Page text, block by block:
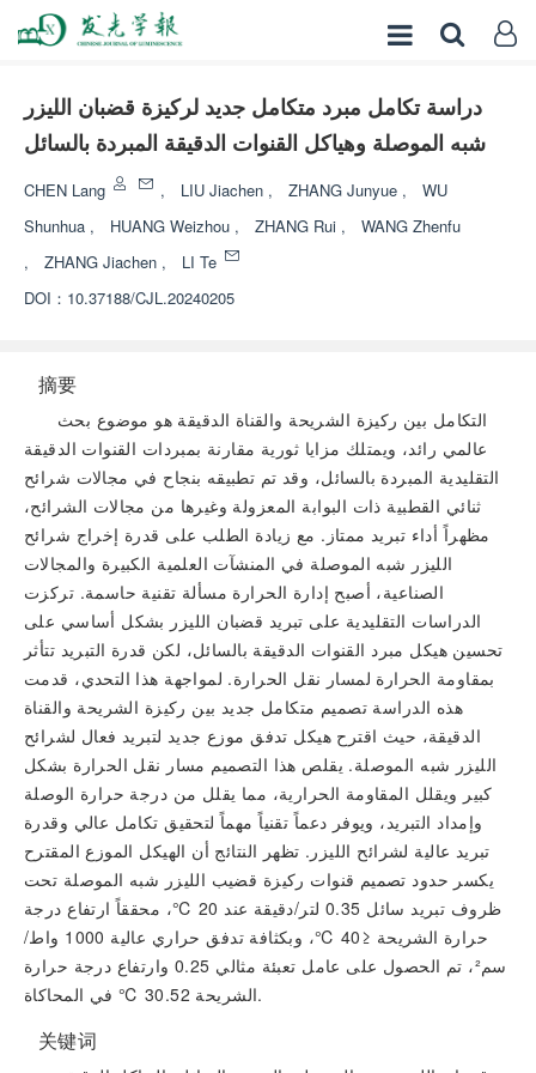
دراسة تكامل مبرد متكامل جديد لركيزة قضبان الليزر
شبه الموصلة وهياكل القنوات الدقيقة المبردة بالسائل
CHEN Lang , LIU Jiachen , ZHANG Junyue ,
WU
Shunhua , HUANG Weizhou , ZHANG Rui ,
WANG Zhenfu
,
ZHANG Jiachen ,
LI Te
DOI： 10.37188/CJL.20240205
摘要
التكامل بين ركيزة الشريحة والقناة الدقيقة هو موضوع بحث
عالمي رائد، ويمتلك مزايا ثورية مقارنة بمبردات القنوات الدقيقة
التقليدية المبردة بالسائل، وقد تم تطبيقه بنجاح في مجالات شرائح
ثنائي القطبية ذات البوابة المعزولة وغيرها من مجالات الشرائح،
مظهراً أداء تبريد ممتاز. مع زيادة الطلب على قدرة إخراج شرائح
الليزر شبه الموصلة في المنشآت العلمية الكبيرة والمجالات
الصناعية، أصبح إدارة الحرارة مسألة تقنية حاسمة. تركزت
الدراسات التقليدية على تبريد قضبان الليزر بشكل أساسي على
تحسين هيكل مبرد القنوات الدقيقة بالسائل، لكن قدرة التبريد تتأثر
بمقاومة الحرارة لمسار نقل الحرارة. لمواجهة هذا التحدي، قدمت
هذه الدراسة تصميم متكامل جديد بين ركيزة الشريحة والقناة
الدقيقة، حيث اقترح هيكل تدفق موزع جديد لتبريد فعال لشرائح
الليزر شبه الموصلة. يقلص هذا التصميم مسار نقل الحرارة بشكل
كبير ويقلل المقاومة الحرارية، مما يقلل من درجة حرارة الوصلة
وإمداد التبريد، ويوفر دعماً تقنياً مهماً لتحقيق تكامل عالي وقدرة
تبريد عالية لشرائح الليزر. تظهر النتائج أن الهيكل الموزع المقترح
يكسر حدود تصميم قنوات ركيزة قضيب الليزر شبه الموصلة تحت
ظروف تبريد سائل 0.35 لتر/دقيقة عند 20 ℃، محققاً ارتفاع درجة
حرارة الشريحة ≤40 ℃، وبكثافة تدفق حراري عالية 1000 واط/
سم²، تم الحصول على عامل تعبئة مثالي 0.25 وارتفاع درجة حرارة
الشريحة 30.52 ℃ في المحاكاة.
关键词